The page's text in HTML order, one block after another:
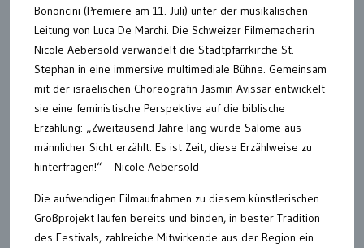
Bononcini (Premiere am 11. Juli) unter der musikalischen
Leitung von Luca De Marchi. Die Schweizer Filmemacherin
Nicole Aebersold verwandelt die Stadtpfarrkirche St.
Stephan in eine immersive multimediale Bühne. Gemeinsam
mit der israelischen Choreografin Jasmin Avissar entwickelt
sie eine feministische Perspektive auf die biblische
Erzählung: „Zweitausend Jahre lang wurde Salome aus
männlicher Sicht erzählt. Es ist Zeit, diese Erzählweise zu
hinterfragen!“ – Nicole Aebersold
Die aufwendigen Filmaufnahmen zu diesem künstlerischen
Großprojekt laufen bereits und binden, in bester Tradition
des Festivals, zahlreiche Mitwirkende aus der Region ein.